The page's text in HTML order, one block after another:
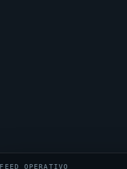
FEED OPERATIVO